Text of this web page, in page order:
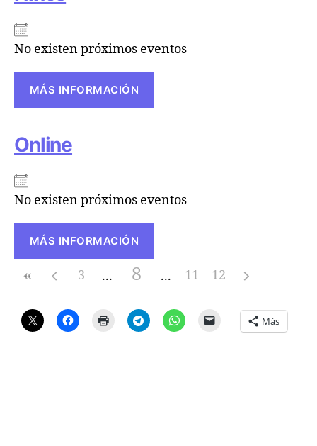
No existen próximos eventos
MÁS INFORMACIÓN
Online
No existen próximos eventos
MÁS INFORMACIÓN
3 8 11 12
Más